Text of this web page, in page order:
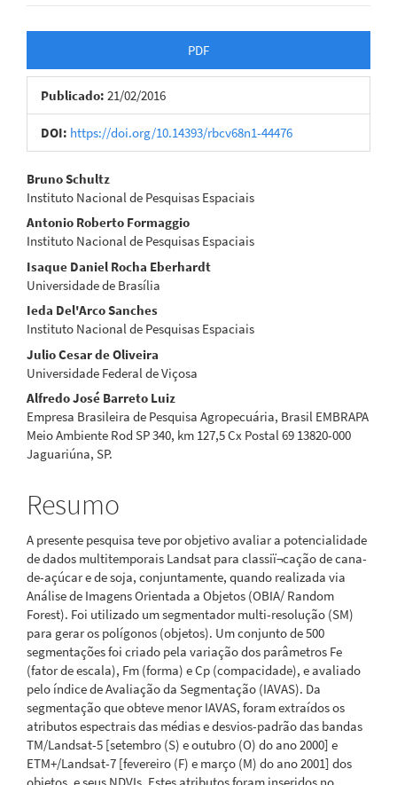
lateral
de
artigos
PDF
Publicado: 21/02/2016
DOI: https://doi.org/10.14393/rbcv68n1-44476
Conteúdo
do
artigo
principal
Bruno Schultz
Instituto Nacional de Pesquisas Espaciais
Antonio Roberto Formaggio
Instituto Nacional de Pesquisas Espaciais
Isaque Daniel Rocha Eberhardt
Universidade de Brasília
Ieda Del'Arco Sanches
Instituto Nacional de Pesquisas Espaciais
Julio Cesar de Oliveira
Universidade Federal de Viçosa
Alfredo José Barreto Luiz
Empresa Brasileira de Pesquisa Agropecuária, Brasil EMBRAPA
Meio Ambiente Rod SP 340, km 127,5 Cx Postal 69 13820-000
Jaguariúna, SP.
Resumo
A presente pesquisa teve por objetivo avaliar a potencialidade
de dados multitemporais Landsat para classiï¬cação de cana-
de-açúcar e de soja, conjuntamente, quando realizada via
Análise de Imagens Orientada a Objetos (OBIA/ Random
Forest). Foi utilizado um segmentador multi-resolução (SM)
para gerar os polígonos (objetos). Um conjunto de 500
segmentações foi criado pela variação dos parâmetros Fe
(fator de escala), Fm (forma) e Cp (compacidade), e avaliado
pelo índice de Avaliação da Segmentação (IAVAS). Da
segmentação que obteve menor IAVAS, foram extraídos os
atributos espectrais das médias e desvios-padrão das bandas
TM/Landsat-5 [setembro (S) e outubro (O) do ano 2000] e
ETM+/Landsat-7 [fevereiro (F) e março (M) do ano 2001] dos
objetos, e seus NDVIs. Estes atributos foram inseridos no